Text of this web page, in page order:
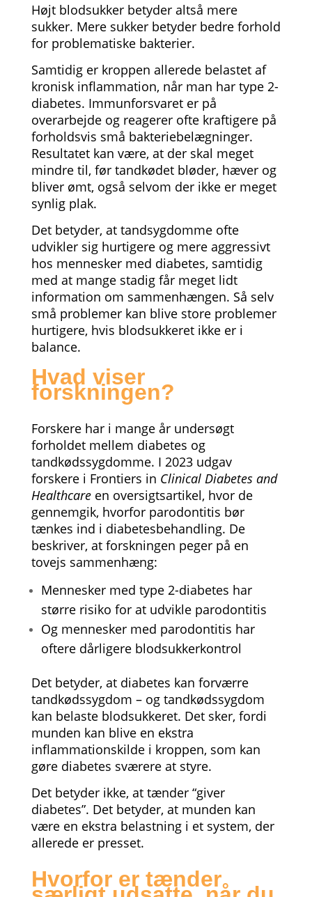
Højt blodsukker betyder altså mere
sukker. Mere sukker betyder bedre forhold
for problematiske bakterier.
Samtidig er kroppen allerede belastet af
kronisk inflammation, når man har type 2-
diabetes. Immunforsvaret er på
overarbejde og reagerer ofte kraftigere på
forholdsvis små bakteriebelægninger.
Resultatet kan være, at der skal meget
mindre til, før tandkødet bløder, hæver og
bliver ømt, også selvom der ikke er meget
synlig plak.
Det betyder, at tandsygdomme ofte
udvikler sig hurtigere og mere aggressivt
hos mennesker med diabetes, samtidig
med at mange stadig får meget lidt
information om sammenhængen. Så selv
små problemer kan blive store problemer
hurtigere, hvis blodsukkeret ikke er i
balance.
Hvad viser
forskningen?
Forskere har i mange år undersøgt
forholdet mellem diabetes og
tandkødssygdomme. I 2023 udgav
forskere i Frontiers in Clinical Diabetes and
Healthcareen oversigtsartikel, hvor de
gennemgik, hvorfor parodontitis bør
tænkes ind i diabetesbehandling. De
beskriver, at forskningen peger på en
tovejs sammenhæng:
Mennesker med type 2-diabetes har
større risiko for at udvikle parodontitis
Og mennesker med parodontitis har
oftere dårligere blodsukkerkontrol
Det betyder, at diabetes kan forværre
tandkødssygdom – og tandkødssygdom
kan belaste blodsukkeret. Det sker, fordi
munden kan blive en ekstra
inflammationskilde i kroppen, som kan
gøre diabetes sværere at styre.
Det betyder ikke, at tænder “giver
diabetes”. Det betyder, at munden kan
være en ekstra belastning i et system, der
allerede er presset.
Hvorfor er tænder